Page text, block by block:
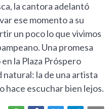
la cantora adelantó
ese momento a su
un poco lo que vivimos
Una promesa
la Plaza Próspero
natural: la de una artista
hace escuchar bien lejos.